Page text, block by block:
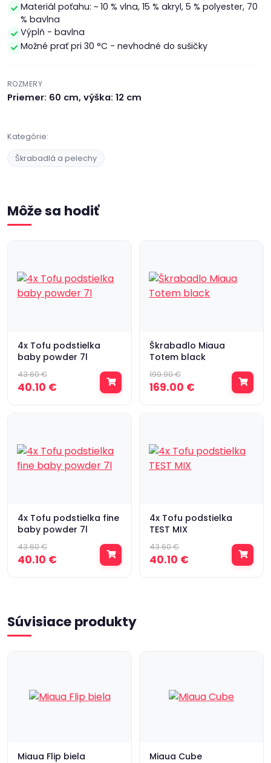
Materiál poťahu: ~ 10 % vlna, 15 % akryl, 5 % polyester, 70
% bavlna
Výplň - bavlna
Možné prať pri 30 °C - nevhodné do sušičky
ROZMERY
Priemer: 60 cm, výška: 12 cm
Kategórie:
Škrabadlá a pelechy
Môže sa hodiť
4x Tofu podstielka
baby powder 7l
43.60 €
40.10 €
Škrabadlo Miaua
Totem black
199.90 €
169.00 €
4x Tofu podstielka fine
baby powder 7l
43.60 €
40.10 €
4x Tofu podstielka
TEST MIX
43.60 €
40.10 €
Súvisiace produkty
Miaua Flip biela Miaua Cube